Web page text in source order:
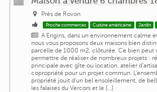
Près de Rovon
Proche commerces Cuisine américaine Jardin
A Engins, dans un environnement calme
nous vous proposons deux maisons bien
parcelle de 1000 m2, clôturée. Ce bien peut
permettre de réaliser de nombreux projets :
principale avec gîte ou location, atelier
copropriété pour un projet commun.
propriété jouit d'un bel ensoleillement, de
les falaises du Vercors et le [...]